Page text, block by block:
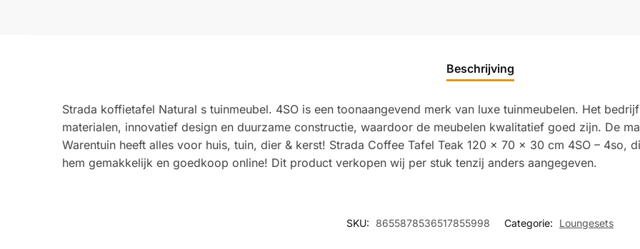
Beschrijving
Strada koffietafel Natural s tuinmeubel. 4SO is een toonaangevend merk van luxe tuinmeubelen. Het
materialen, innovatief design en duurzame constructie, waardoor de meubelen kwalitatief goed zijn. De
Warentuin heeft alles voor huis, tuin, dier & kerst! Strada Coffee Tafel Teak 120 x 70 x 30 cm 4SO – 4so,
hem gemakkelijk en goedkoop online! Dit product verkopen wij per stuk tenzij anders aangegeven.
SKU: 8655878536517855998 Categorie: Loungesets